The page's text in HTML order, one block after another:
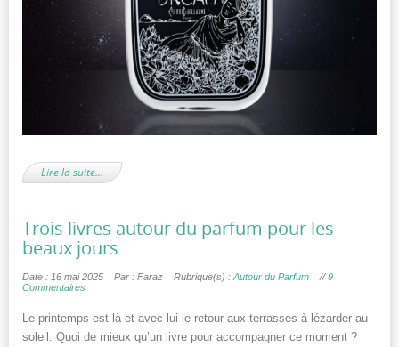
Lire la suite…
Trois livres autour du parfum pour les
beaux jours
Date : 16 mai 2025 Par : Faraz Rubrique(s) : Autour du Parfum //9
Commentaires
Le printemps est là et avec lui le retour aux terrasses à lézarder au
soleil. Quoi de mieux qu’un livre pour accompagner ce moment ?